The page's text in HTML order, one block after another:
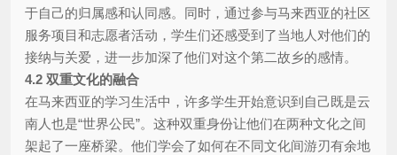
于自己的归属感和认同感。同时，通过参与马来西亚的社区
服务项目和志愿者活动，学生们还感受到了当地人对他们的
接纳与关爱，进一步加深了他们对这个第二故乡的感情。
4.2 双重文化的融合
在马来西亚的学习生活中，许多学生开始意识到自己既是云
南人也是“世界公民”。这种双重身份让他们在两种文化之间
架起了一座桥梁。他们学会了如何在不同文化间游刃有余地